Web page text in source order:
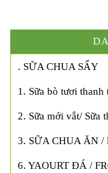
. SỮA CHUA SẤY
1. Sữa bò tươi
2. Sữa mới vắt/ Sữa
3. SỮA CHUA ĂN /
6. YAOURT ĐÁ /